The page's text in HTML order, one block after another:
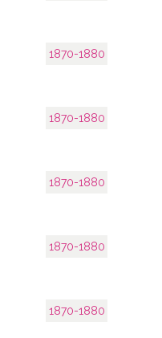
1870-1880
1870-1880
1870-1880
1870-1880
1870-1880